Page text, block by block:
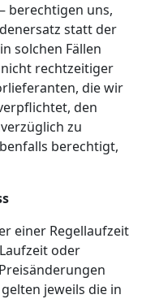
berechtigen uns,
statt der
solchen Fällen
rechtzeitiger
die wir
den
zu
berechtigt,
einer Regellaufzeit
oder
jeweils die in